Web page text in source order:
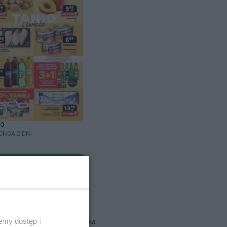
2 DNI
Action gazetka
dostęp i